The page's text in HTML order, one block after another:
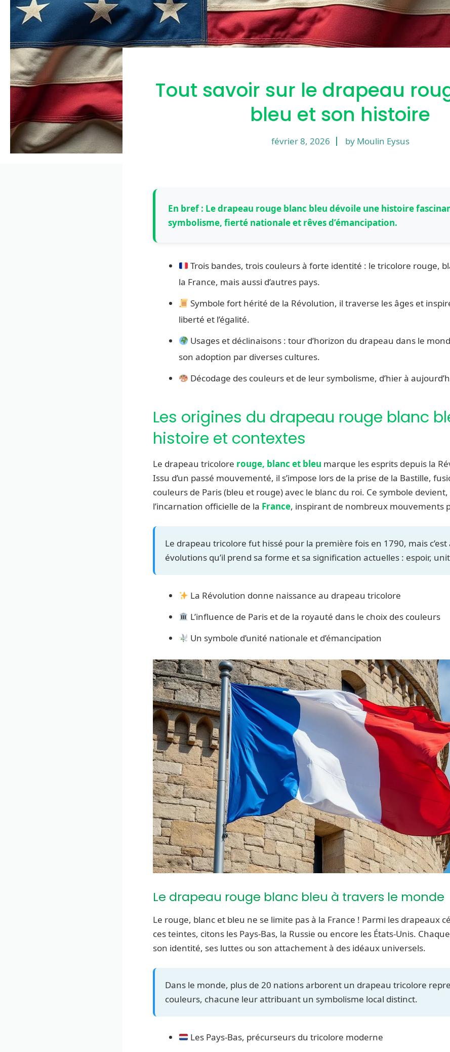
Tout savoir sur le drapeau
bleu et son histoire
février 8, 2026 by Moulin Eysus
En bref : Le drapeau rouge blanc bleu dévoile une histoire
symbolisme, fierté nationale et rêves d’émancipation.
Trois bandes, trois couleurs à forte identité : le tricolore rouge,
la France, mais aussi d’autres pays.
Symbole fort hérité de la Révolution, il traverse les âges et
liberté et l’égalité.
Usages et déclinaisons : tour d’horizon du drapeau dans le
son adoption par diverses cultures.
Décodage des couleurs et de leur symbolisme, d’hier à
Les origines du drapeau rouge blanc
histoire et contextes
Le drapeau tricolore rouge, blanc et bleu marque les esprits depuis la
Issu d’un passé mouvementé, il s’impose lors de la prise de la Bastille,
couleurs de Paris (bleu et rouge) avec le blanc du roi. Ce symbole
l’incarnation officielle de la France, inspirant de nombreux mouvements
Le drapeau tricolore fut hissé pour la première fois en 1790, mais
évolutions qu’il prend sa forme et sa signification actuelles : espoir,
La Révolution donne naissance au drapeau tricolore
L’influence de Paris et de la royauté dans le choix des couleurs
Un symbole d’unité nationale et d’émancipation
Le drapeau rouge blanc bleu à travers le monde
Le rouge, blanc et bleu ne se limite pas à la France ! Parmi les drapeaux
ces teintes, citons les Pays-Bas, la Russie ou encore les États-Unis.
son identité, ses luttes ou son attachement à des idéaux universels.
Dans le monde, plus de 20 nations arborent un drapeau tricolore
couleurs, chacune leur attribuant un symbolisme local distinct.
Les Pays-Bas, précurseurs du tricolore moderne